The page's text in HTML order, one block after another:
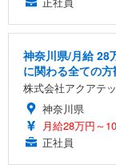
神奈川県/月給 28
に関わる全ての
株式会社アクアテ
神奈川県
月給28万円～
正社員